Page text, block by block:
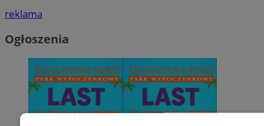
reklama
Ogłoszenia